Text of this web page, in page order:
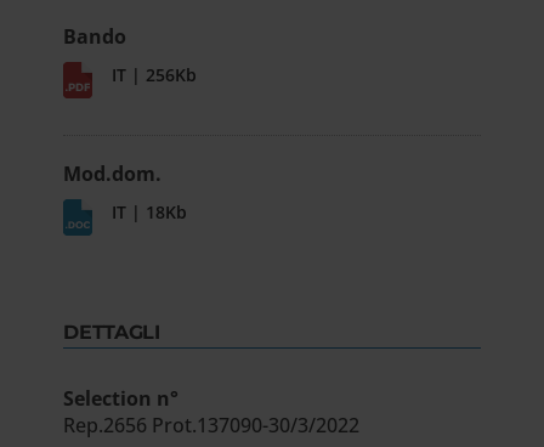
Bando
IT | 256Kb
Mod.dom.
IT | 18Kb
DETTAGLI
Selection n°
Rep.2656 Prot.137090-30/3/2022